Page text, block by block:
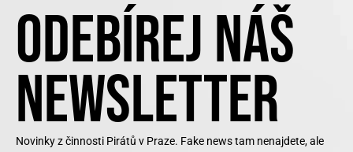
ODEBÍREJ NÁŠ
NEWSLETTER
Novinky z činnosti Pirátů v Praze. Fake news tam nenajdete, ale